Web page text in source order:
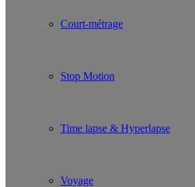
Court-métrage
Stop Motion
Time lapse & Hyperlapse
Voyage